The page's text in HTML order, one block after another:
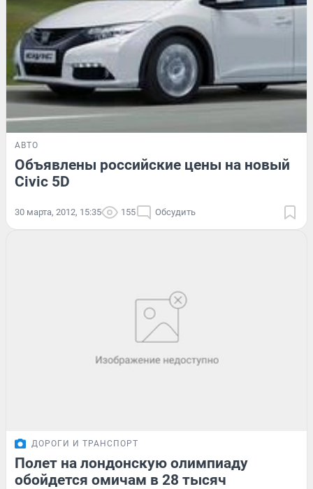
АВТО
Объявлены российские цены на новый
Civic 5D
30 марта, 2012, 15:35 155 Обсудить
ДОРОГИ И ТРАНСПОРТ
Полет на лондонскую олимпиаду
обойдется омичам в 28 тысяч